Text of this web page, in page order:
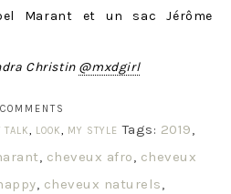
Marant et un sac Jérôme
Christin @mxdgirl
TALK, LOOK, MY STYLE Tags: 2019,
, cheveux afro, cheveux
, cheveux naturels,